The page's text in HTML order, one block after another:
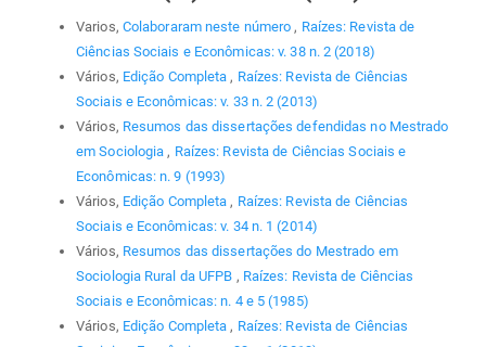
Varios, Colaboraram neste número, Raízes: Revista de
Ciências Sociais e Econômicas: v. 38 n. 2 (2018)
Vários, Edição Completa, Raízes: Revista de Ciências
Sociais e Econômicas: v. 33 n. 2 (2013)
Vários, Resumos das dissertações defendidas no Mestrado
em Sociologia, Raízes: Revista de Ciências Sociais e
Econômicas: n. 9 (1993)
Vários, Edição Completa, Raízes: Revista de Ciências
Sociais e Econômicas: v. 34 n. 1 (2014)
Vários, Resumos das dissertações do Mestrado em
Sociologia Rural da UFPB , Raízes: Revista de Ciências
Sociais e Econômicas: n. 4 e 5 (1985)
Vários, Edição Completa, Raízes: Revista de Ciências